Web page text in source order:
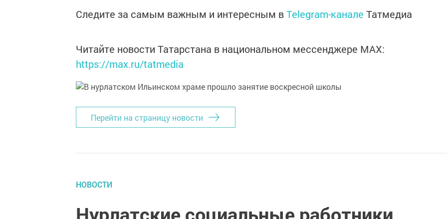
Следите за самым важным и интересным вTelegram-канале Татмедиа
Читайте новости Татарстана в национальном мессенджере MАХ:
https://max.ru/tatmedia
Перейти на страницу новости
НОВОСТИ
Нурлатские социальные работники